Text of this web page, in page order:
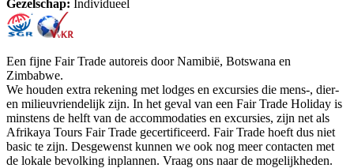
Gezelschap: Individueel
Een fijne Fair Trade autoreis door Namibië, Botswana en
Zimbabwe.
We houden extra rekening met lodges en excursies die mens-, dier-
en milieuvriendelijk zijn. In het geval van een Fair Trade Holiday is
minstens de helft van de accommodaties en excursies, zijn net als
Afrikaya Tours Fair Trade gecertificeerd. Fair Trade hoeft dus niet
basic te zijn. Desgewenst kunnen we ook nog meer contacten met
de lokale bevolking inplannen. Vraag ons naar de mogelijkheden.